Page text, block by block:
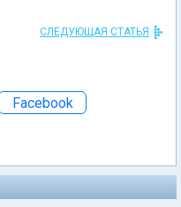
СЛЕДУЮЩАЯ СТАТЬЯ
Facebook